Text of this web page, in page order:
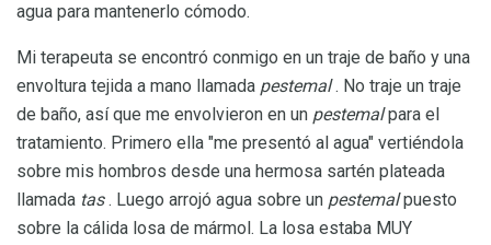
agua para mantenerlo cómodo.
Mi terapeuta se encontró conmigo en un traje de baño y una
envoltura tejida a mano llamada pestemal. No traje un traje
de baño, así que me envolvieron en un pestemalpara el
tratamiento. Primero ella "me presentó al agua" vertiéndola
sobre mis hombros desde una hermosa sartén plateada
llamada tas. Luego arrojó agua sobre un pestemalpuesto
sobre la cálida losa de mármol. La losa estaba MUY